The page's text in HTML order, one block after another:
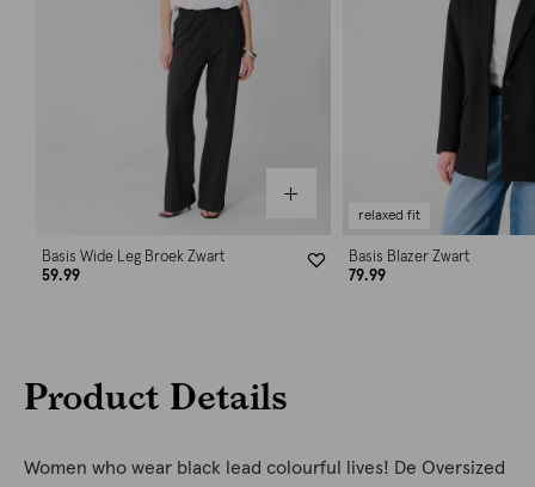
Basis Wide Leg Broek Zwart
59.99
relaxed fit
Basis Blazer Zwart
79.99
Product Details
Women who wear black lead colourful lives! De Oversized